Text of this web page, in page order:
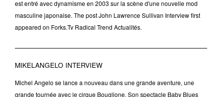
est entré avec dynamisme en 2003 sur la scène d'une nouvelle mod
masculine japonaise. The post John Lawrence Sullivan Interview first
appeared on Forks.Tv Radical Trend Actualités.
MIKELANGELO INTERVIEW
Michel Angelo se lance a nouveau dans une grande aventure, une
grande tournée avec le cirque Bouglione. Son spectacle Baby Blues